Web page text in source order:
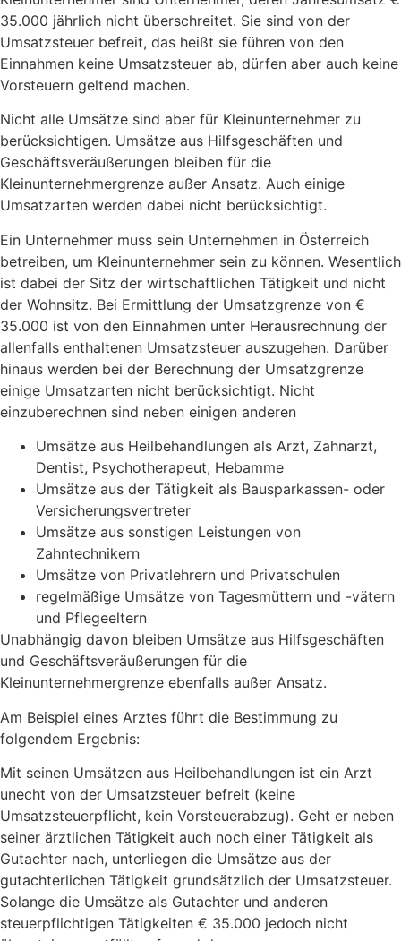
35.000 jährlich nicht überschreitet. Sie sind von der
Umsatzsteuer befreit, das heißt sie führen von den
Einnahmen keine Umsatzsteuer ab, dürfen aber auch keine
Vorsteuern geltend machen.
Nicht alle Umsätze sind aber für Kleinunternehmer zu
berücksichtigen. Umsätze aus Hilfsgeschäften und
Geschäftsveräußerungen bleiben für die
Kleinunternehmergrenze außer Ansatz. Auch einige
Umsatzarten werden dabei nicht berücksichtigt.
Ein Unternehmer muss sein Unternehmen in Österreich
betreiben, um Kleinunternehmer sein zu können. Wesentlich
ist dabei der Sitz der wirtschaftlichen Tätigkeit und nicht
der Wohnsitz. Bei Ermittlung der Umsatzgrenze von €
35.000 ist von den Einnahmen unter Herausrechnung der
allenfalls enthaltenen Umsatzsteuer auszugehen. Darüber
hinaus werden bei der Berechnung der Umsatzgrenze
einige Umsatzarten nicht berücksichtigt. Nicht
einzuberechnen sind neben einigen anderen
Umsätze aus Heilbehandlungen als Arzt, Zahnarzt,
Dentist, Psychotherapeut, Hebamme
Umsätze aus der Tätigkeit als Bausparkassen- oder
Versicherungsvertreter
Umsätze aus sonstigen Leistungen von
Zahntechnikern
Umsätze von Privatlehrern und Privatschulen
regelmäßige Umsätze von Tagesmüttern und -vätern
und Pflegeeltern
Unabhängig davon bleiben Umsätze aus Hilfsgeschäften
und Geschäftsveräußerungen für die
Kleinunternehmergrenze ebenfalls außer Ansatz.
Am Beispiel eines Arztes führt die Bestimmung zu
folgendem Ergebnis:
Mit seinen Umsätzen aus Heilbehandlungen ist ein Arzt
unecht von der Umsatzsteuer befreit (keine
Umsatzsteuerpflicht, kein Vorsteuerabzug). Geht er neben
seiner ärztlichen Tätigkeit auch noch einer Tätigkeit als
Gutachter nach, unterliegen die Umsätze aus der
gutachterlichen Tätigkeit grundsätzlich der Umsatzsteuer.
Solange die Umsätze als Gutachter und anderen
steuerpflichtigen Tätigkeiten € 35.000 jedoch nicht